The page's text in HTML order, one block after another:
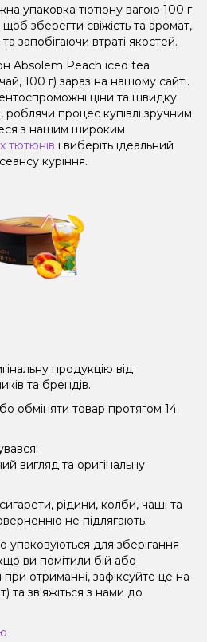
упаковка тютюну вагою 100 г
зберегти свіжість та аромат,
запобігаючи втраті якостей.
Absolem Peach iced tea
100 г) зараз на нашому сайті.
ціни та швидку
роблячи процес купівлі зручним
з нашим широким
тютюнів і виберіть ідеальний
куріння.
продукцію від
та брендів.
обміняти товар протягом 14
вигляд та оригінальну
рідини, колби, чаші та
не підлягають.
упаковуються для зберігання
ви помітили бій або
отриманні, зафіксуйте це на
та зв'яжіться з нами до